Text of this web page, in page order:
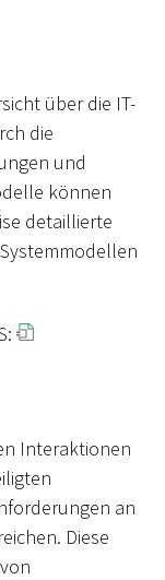
über die IT-
die
und
können
detaillierte
Interaktionen
an
Diese